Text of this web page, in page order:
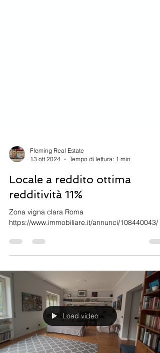
Fleming Real Estate
Locale a reddito ottima
redditività 11%
Zona vigna clara Roma
Load video